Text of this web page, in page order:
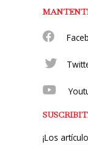
¡Los